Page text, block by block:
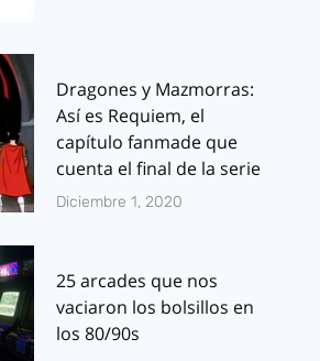
Dragones y Mazmorras:
Así es Requiem, el
capítulo fanmade que
cuenta el final de la serie
Diciembre 1, 2020
25 arcades que nos
vaciaron los bolsillos en
los 80/90s